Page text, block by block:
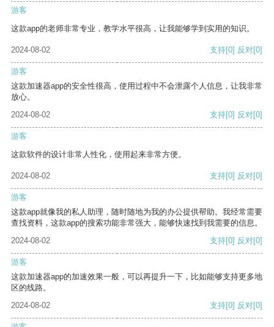
游客
这款app的老师非常专业，教学水平很高，让我能够学到实用的知识。
2024-08-02 支持[0] 反对[0]
游客
这款加速器app的安全性很高，使用过程中不会泄露个人信息，让我非常
放心。
2024-08-02
支持[0] 反对[0]
游客
这款软件的设计非常人性化，使用起来非常方便。
2024-08-02 支持[0] 反对[0]
游客
这款app就像我的私人助理，随时随地为我的办公提供帮助。我经常需要
查找资料，这款app的搜索功能非常强大，能够快速找到我需要的信息。
2024-08-02
支持[0] 反对[0]
游客
这款加速器app的加速效果一般，可以再提升一下，比如能够支持更多地
区的线路。
2024-08-02
支持[0] 反对[0]